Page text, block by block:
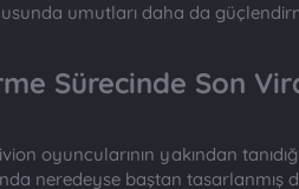
umutları daha da
Sürecinde Son
oyuncularının yakından
neredeyse baştan tasarlanmış